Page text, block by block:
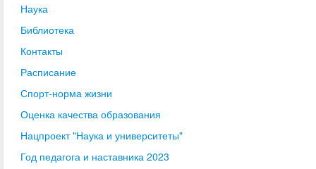
Наука
Библиотека
Контакты
Расписание
Спорт-норма жизни
Оценка качества образования
Нацпроект "Наука и университеты"
Год педагога и наставника 2023